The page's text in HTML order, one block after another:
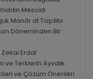
Mescidi
Manâr at Taşdibi
Döneminden Bir
Zekai Erdal
ve Terklerin Ayvalık
ve Çözüm Önerileri